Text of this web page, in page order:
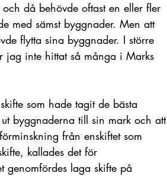
då behövde oftast en eller fler
med sämst byggnader. Men att
flytta sina byggnader. I större
jag inte hittat så många i Marks
som hade tagit de bästa
byggnaderna till sin mark och att
från enskiftet som
kallades det för
genomfördes laga skifte på